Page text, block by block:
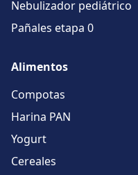
Nebulizador pediátrico
Pañales etapa 0
Alimentos
Compotas
Harina PAN
Yogurt
Cereales